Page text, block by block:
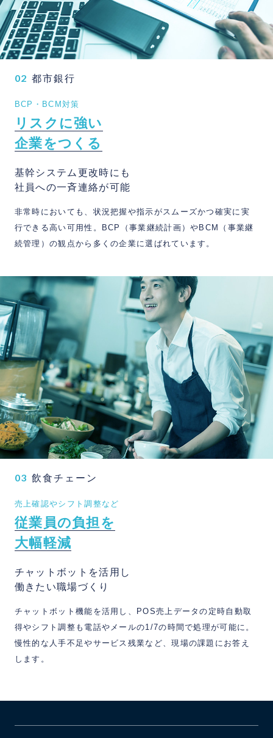
02 都市銀行
BCP・BCM対策
リ ス ク に強い
企業をつ く る
基幹システム更改時にも
社員への一斉連絡が可能
非常時においても、状況把握や指示がスムーズかつ確実に実
行できる高い可用性。BCP（事業継続計画）やBCM（事業継
続管理）の観点から多くの企業に選ばれています。
03 飲食チェーン
売上確認やシフト調整など
従業 員の負担を
大幅軽減
チャットボットを活用し
働きたい職場づくり
チャットボット機能を活用し、POS売上データの定時自動取
得やシフト調整も電話やメールの1/7の時間で処理が可能に。
慢性的な人手不足やサービス残業など、現場の課題にお答え
します。